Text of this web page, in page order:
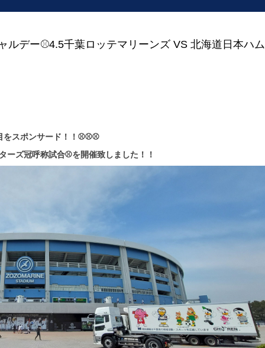
ルデー⚾4.5千葉ロッテマリーンズ VS 北海道日本ハム
スポンサード！！⚾⚾⚾
ズ冠呼称試合⚾を開催致しました！！